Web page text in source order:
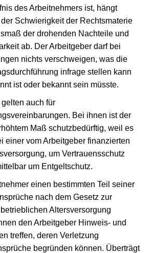
des Arbeitnehmers ist, hängt
Schwierigkeit der Rechtsmaterie
der drohenden Nachteile und
ab. Der Arbeitgeber darf bei
nichts verschweigen, was die
infrage stellen kann
ist oder bekannt sein müsste.
auch für
Bei ihnen ist der
Maß schutzbedürftig, weil es
einer vom Arbeitgeber finanzierten
um Vertrauensschutz
um Entgeltschutz.
einen bestimmten Teil seiner
nach dem Gesetz zur
Altersversorgung
den Arbeitgeber Hinweis- und
treffen, deren Verletzung
begründen können. Überträgt